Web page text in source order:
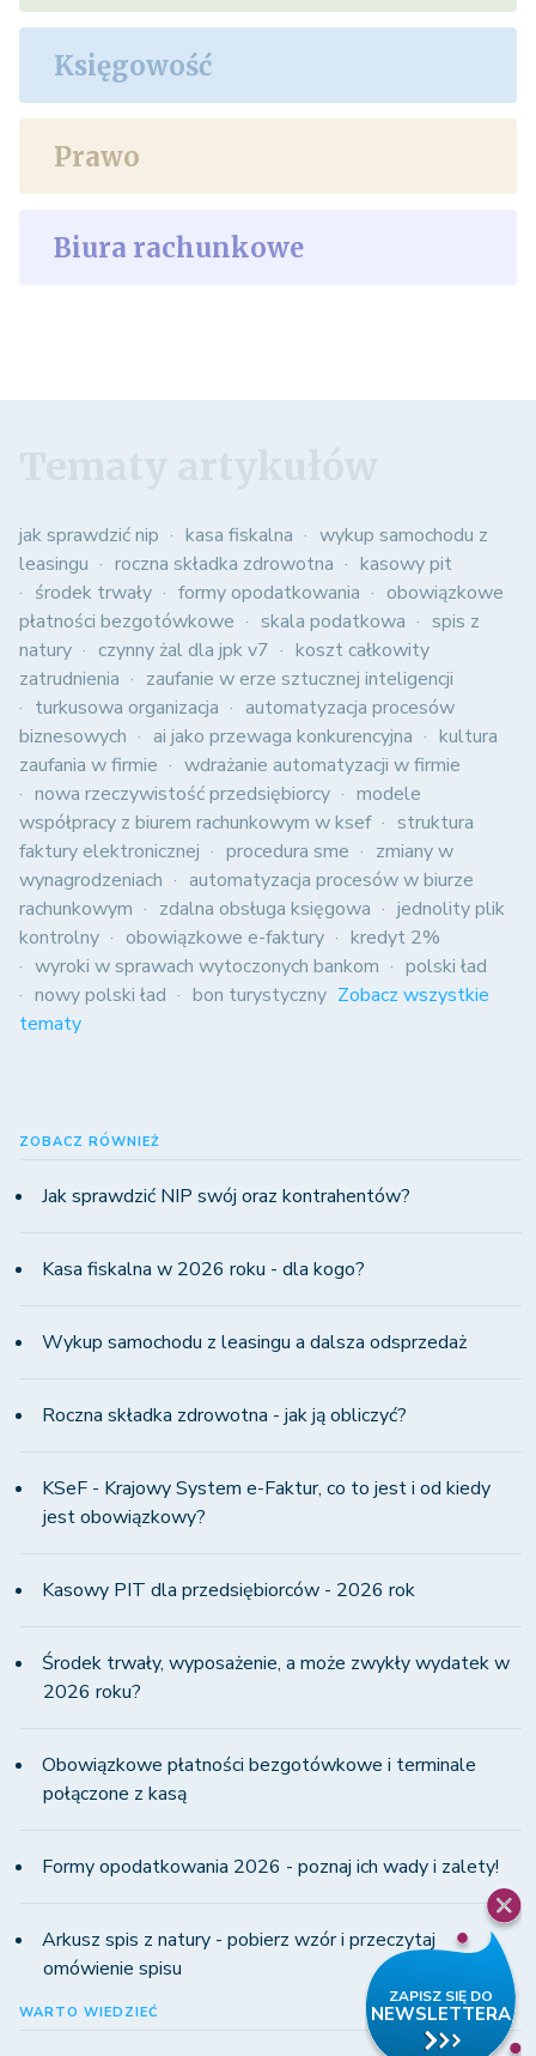
Księgowość
Prawo
Biura rachunkowe
jak sprawdzić nip kasa fiskalna
wykup samochodu z
leasingu
roczna składka zdrowotna
kasowy pit
środek trwały
formy opodatkowania
obowiązkowe
płatności bezgotówkowe
skala podatkowa
spis z
natury
czynny żal dla jpk v7
koszt całkowity
zatrudnienia
zaufanie w erze sztucznej inteligencji
turkusowa organizacja
automatyzacja procesów
biznesowych
ai jako przewaga konkurencyjna
kultura
zaufania w firmie
wdrażanie automatyzacji w firmie
nowa rzeczywistość przedsiębiorcy
modele
współpracy z biurem rachunkowym w ksef
struktura
faktury elektronicznej
procedura sme
zmiany w
wynagrodzeniach
automatyzacja procesów w biurze
rachunkowym
zdalna obsługa księgowa
jednolity plik
kontrolny
obowiązkowe e-faktury
kredyt 2%
wyroki w sprawach wytoczonych bankom
polski ład
nowy polski ład
bon turystyczny Zobacz wszystkie
tematy
ZOBACZ RÓWNIEŻ
Jak sprawdzić NIP swój oraz kontrahentów?
Kasa fiskalna w 2026 roku - dla kogo?
Wykup samochodu z leasingu a dalsza odsprzedaż
Roczna składka zdrowotna - jak ją obliczyć?
KSeF - Krajowy System e-Faktur, co to jest i od kiedy
jest obowiązkowy?
Kasowy PIT dla przedsiębiorców - 2026 rok
Środek trwały, wyposażenie, a może zwykły wydatek w
2026 roku?
Obowiązkowe płatności bezgotówkowe i terminale
połączone z kasą
Formy opodatkowania 2026 - poznaj ich wady i zalety!
Arkusz spis z natury - pobierz wzór i przeczytaj
omówienie spisu
WARTO WIEDZIEĆ